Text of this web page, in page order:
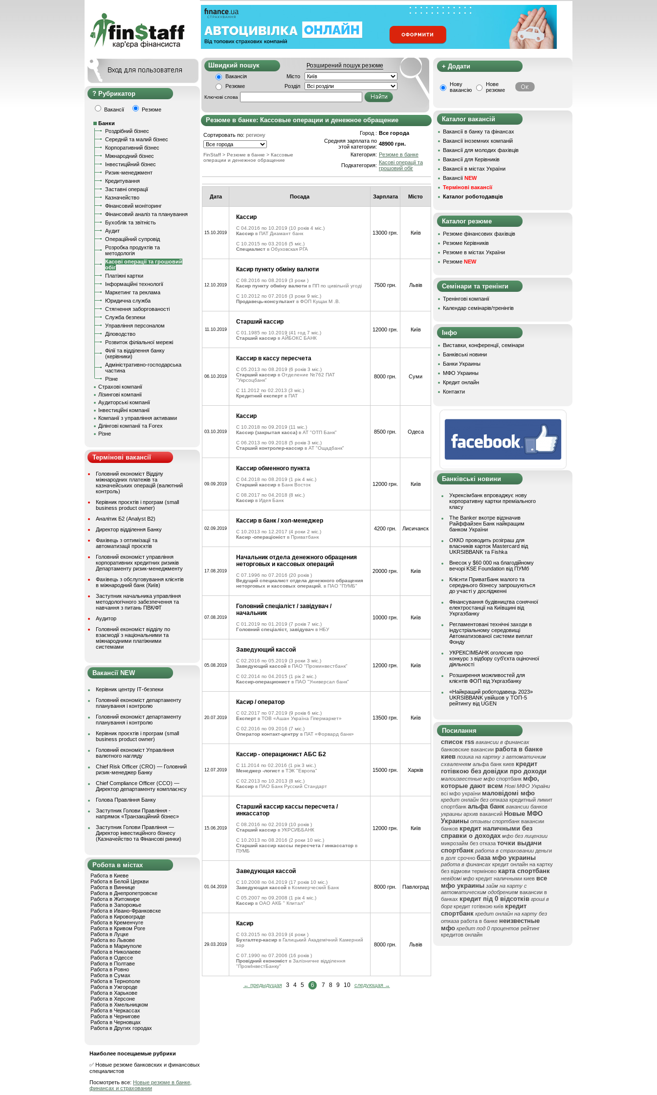
Рубрикатор
Вакансії Резюме
Банки
Роздрібний бізнес
Середній та малий бізнес
Корпоративний бізнес
Міжнародний бізнес
Інвестиційний бізнес
Ризик-менеджмент
Кредитування
Заставні операції
Казначейство
Фінансовий моніторинг
Фінансовий аналіз та планування
Бухоблік та звітність
Аудит
Операційний супровід
Розробка продуктів та
методологія
Касові операції та грошовий
обіг
Платіжні картки
Інформаційні технології
Маркетинг та реклама
Юридична служба
Стягнення заборгованості
Служба безпеки
Управління персоналом
Діловодство
Розвиток філіальної мережі
Філії та відділення банку
(керівники)
Адміністративно-господарська
частина
Різне
Страхові компанії
Лізингові компанії
Аудиторські компанії
Інвестиційні компанії
Компанії з управління активами
Ділінгові компанії та Forex
Різне
Термінові вакансії
Головний економіст Відділу
міжнародних платежів та
казначейських операцій (валютний
контроль)
Керівник проєктів і програм (small
business product owner)
Аналітик Б2 (Analyst B2)
Директор відділення Банку
Фахівець з оптимізації та
автоматизації проєктів
Головний економіст управління
корпоративних кредитних ризиків
Департаменту ризик-менеджменту
Фахівець з обслуговування клієнтів
в міжнародний банк (Київ)
Заступник начальника управління
методологічного забезпечення та
навчання з питань ПВК/ФТ
Аудитор
Головний економіст відділу по
взаємодії з національними та
міжнародними платіжними
системами
Вакансії NEW
Керівник центру ІТ-безпеки
Головний економіст департаменту
планування і контролю
Головний економіст департаменту
планування і контролю
Керівник проєктів і програм (small
business product owner)
Головний економіст Управління
валютного нагляду
Chief Risk Officer (CRO) — Головний
ризик-менеджер Банку
Chief Compliance Officer (CCO) —
Директор департаменту комплаєнсу
Голова Правління Банку
Заступник Голови Правління -
напрямок «Транзакційний бізнес»
Заступник Голови Правління —
Директор інвестиційного бізнесу
(Казначейство та Фінансові ринки)
Робота в містах
Работа в Киеве
Работа в Белой Церкви
Работа в Виннице
Работа в Днепропетровске
Работа в Житомире
Работа в Запорожье
Работа в Ивано-Франковске
Работа в Кировограде
Работа в Кременчуге
Работа в Кривом Роге
Работа в Луцке
Работа во Львове
Работа в Мариуполе
Работа в Николаеве
Работа в Одессе
Работа в Полтаве
Работа в Ровно
Работа в Сумах
Работа в Тернополе
Работа в Ужгороде
Работа в Харькове
Работа в Херсоне
Работа в Хмельницком
Работа в Черкассах
Работа в Чернигове
Работа в Черновцах
Работа в Других городах
Наиболее посещаемые рубрики
✅ Новые резюме банковских и финансовых
специалистов
Посмотреть все: Новые резюме в банке,
финансах и страховании
Швидкий пошук Розширений пошук резюме
Вакансія
Місто
Резюме
Розділ
Ключові слова
Резюме в банке: Кассовые операции и денежное обращение
Сортировать по: региону
FinStaff > Резюме в банке > Кассовые
операции и денежное обращение
Город : Все города
Средняя зарплата по
этой категории: 48900 грн.
Категория: Резюме в банке
Подкатегория: Касові операції та
грошовий обіг
Дата Посада Зарплата Місто
15.10.2019
Кассир
C 04.2016 по 10.2019 (10 років 4 міс.)
Кассир в ПАТ Диамант банк
C 10.2015 по 03.2016 (5 міс.)
Специалист в Обуховская РГА
13000 грн. Київ
12.10.2019
Касир пункту обміну валюти
C 08.2016 по 08.2019 (3 роки )
Касир пункту обміну валюти в ПП по цивільній угоді
C 10.2012 по 07.2016 (3 роки 9 міс.)
Продавець-консультант в ФОП Кущак М .В.
7500 грн. Львів
11.10.2019
Старший кассир
C 01.1985 по 10.2019 (41 год 7 міс.)
Старший кассир в АЙБОКС БАНК
12000 грн. Київ
06.10.2019
Кассир в кассу пересчета
C 05.2013 по 08.2019 (6 років 3 міс.)
Старший кассир в Отделение №762 ПАТ
"Укрсоцбанк"
C 11.2012 по 02.2013 (3 міс.)
Кредитний експерт в ПАТ
8000 грн. Суми
03.10.2019
Кассир
C 10.2018 по 09.2019 (11 міс.)
Кассир (закрытая касса) в АТ "ОТП Банк"
C 06.2013 по 09.2018 (5 років 3 міс.)
Старший контролер-кассир в АТ "Ощадбанк"
8500 грн. Одеса
09.09.2019
Кассир обменного пункта
C 04.2018 по 08.2019 (1 рік 4 міс.)
Старший кассир в Банк Восток
C 08.2017 по 04.2018 (8 міс.)
Кассир в Идея Банк
12000 грн. Київ
02.09.2019
Кассир в банк / хол-менеджер
C 10.2013 по 12.2017 (4 роки 2 міс.)
Касир -операціоніст в Приватбанк
4200 грн. Лисичанск
17.08.2019
Начальник отдела денежного обращения
неторговых и кассовых операций
C 07.1996 по 07.2016 (20 років )
Ведущий специалист отдела денежного обращения
неторговых и кассовых операций. в ПАО "ПУМБ"
20000 грн. Київ
07.08.2019
Головний спецiалiст / завiдувач /
начальник
C 01.2019 по 01.2019 (7 років 7 міс.)
Головний спецiалiст, завiдувач в НБУ
10000 грн. Київ
05.08.2019
Заведующий кассой
C 02.2016 по 05.2019 (3 роки 3 міс.)
Заведующий кассой в ПАО "Проминвестбанк"
C 02.2014 по 04.2015 (1 рік 2 міс.)
Кассир-операционист в ПАО "Универсал банк"
12000 грн. Київ
20.07.2019
Касир / оператор
C 02.2017 по 07.2019 (9 років 6 міс.)
Експерт в ТОВ «Ашан Україна Гіпермаркет»
C 02.2016 по 09.2016 (7 міс.)
Оператор контакт-центру в ПАТ «Форвард банк»
13500 грн. Київ
12.07.2019
Кассир - операционист АБС Б2
C 11.2014 по 02.2016 (1 рік 3 міс.)
Менеджер -логист в ТЭК "Европа"
C 02.2013 по 10.2013 (8 міс.)
Кассир в ПАО Банк Русский Стандарт
15000 грн. Харків
15.06.2019
Старший кассир кассы пересчета /
инкассатор
C 08.2016 по 02.2019 (10 років )
Старший кассир в УКРСИББАНК
C 10.2013 по 08.2016 (2 роки 10 міс.)
Старший кассир кассы пересчета / инкассатор в
ПУМБ
12000 грн. Київ
01.04.2019
Заведующая кассой
C 10.2008 по 04.2019 (17 років 10 міс.)
Заведующая кассой в Коммерческий Банк
C 05.2007 по 09.2008 (1 рік 4 міс.)
Кассир в ОАО АКБ " Кпитал"
8000 грн. Павлоград
29.03.2019
Касир
C 03.2015 по 03.2019 (4 роки )
Бухгалтер-касир в Галицький Академічний Камерний
хор
C 07.1990 по 07.2006 (16 років )
Провідний економіст в Залізничне відділення
"ПромІнвестБанку"
8000 грн. Львів
← предыдущая 3 4 5 6 7 8 9 10 следующая →
+ Додати
Нову
вакансію
Нове
резюме
Каталог вакансій
Вакансії в банку та фінансах
Вакансії іноземних компаній
Вакансії для молодих фахівців
Вакансії для Керівників
Вакансії в містах України
Вакансії NEW
Термінові вакансії
Каталог роботодавців
Каталог резюме
Резюме фінансових фахівців
Резюме Керівників
Резюме в містах України
Резюме NEW
Семінари та тренінги
Тренінгові компанії
Календар семінарів/тренінгів
Інфо
Виставки, конференції, семінари
Банківські новини
Банки Украины
МФО Украины
Кредит онлайн
Контакти
Банківські новини
Укрексімбанк впроваджує нову
корпоративну картки преміального
класу
The Banker вкотре відзначив
Райффайзен Банк найкращим
банком України
ОККО проводить розіграш для
власників карток Mastercard від
UKRSIBBANK та Fishka
Внесок у $60 000 на благодійному
вечорі KSE Foundation від ПУМб
Клієнти ПриватБанк малого та
середнього бізнесу запрошуються
до участі у дослідженні
Фінансування будівництва сонячної
електростанції на Київщині від
Укргазбанку
Регламентовані технічні заходи в
індустріальному середовищі
Автоматизованої системи виплат
Фонду
УКРЕКСІМБАНК оголосив про
конкурс з відбору суб’єкта оціночної
діяльності
Розширення можливостей для
клієнтів ФОП від Укргазбанку
«Найкращий роботодавець 2023»
UKRSIBBANK увійшов у ТОП-5
рейтингу від UGEN
Посилання
список rss вакансии в финансах
банковские вакансии работа в банке
киев позика на картку з автоматичним
схваленням альфа банк киев кредит
готівкою без довідки про доходи
малоизвестные мфо спортбанк мфо,
которые дают всем Нові МФО України
всі мфо україни маловідомі мфо
кредит онлайн без отказа кредитный лимит
спортбанк альфа банк вакансии банков
украины архив вакансий Новые МФО
Украины отзывы спортбанк вакансии
банков кредит наличными без
справки о доходах мфо без лицензии
микрозайм без отказа точки выдачи
спортбанк работа в страховании деньги
в долг срочно база мфо украины
работа в финансах кредит онлайн на картку
без відмови терміново карта спортбанк
невідомі мфо кредит наличными киев все
мфо украины займ на карту с
автоматическим одобрением вакансии в
банках кредит під 0 відсотків гроші в
борг кредит готівкою київ кредит
спортбанк кредит онлайн на карту без
отказа работа в банке неизвестные
мфо кредит под 0 процентов рейтинг
кредитов онлайн